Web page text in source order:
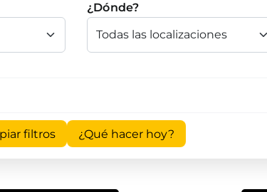
¿Dónde?
filtros ¿Qué hacer hoy?